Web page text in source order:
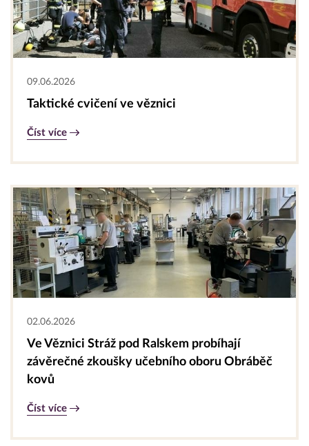
09.06.2026
Taktické cvičení ve věznici
Číst více
02.06.2026
Ve Věznici Stráž pod Ralskem probíhají
závěrečné zkoušky učebního oboru Obráběč
kovů
Číst více